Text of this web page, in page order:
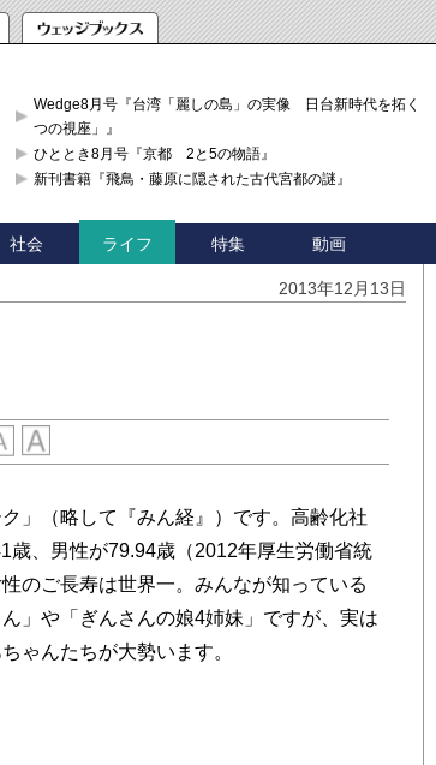
Wedge8月号『台湾「麗しの島」の実像 日台新時代を拓く「3
つの視座」』
ひととき8月号『京都 2と5の物語』
新刊書籍『飛鳥・藤原に隠された古代宮都の謎』
社会 ライフ 特集 動画
2013年12月13日
」（略して『みん経』）です。高齢化社
歳、男性が79.94歳（2012年厚生労働省統
のご長寿は世界一。みんなが知っている
」や「ぎんさんの娘4姉妹」ですが、実は
ゃんたちが大勢います。